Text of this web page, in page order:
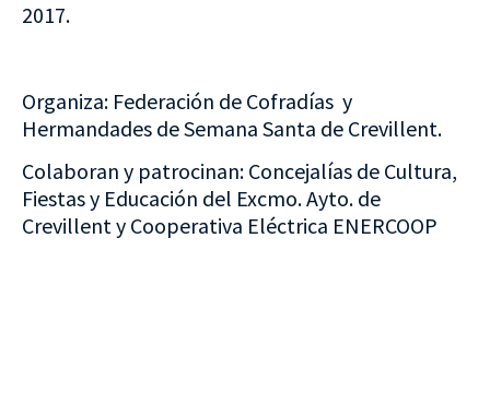
2017.
Organiza: Federación de Cofradías y
Hermandades de Semana Santa de Crevillent.
Colaboran y patrocinan: Concejalías de Cultura,
Fiestas y Educación del Excmo. Ayto. de
Crevillent y Cooperativa Eléctrica ENERCOOP